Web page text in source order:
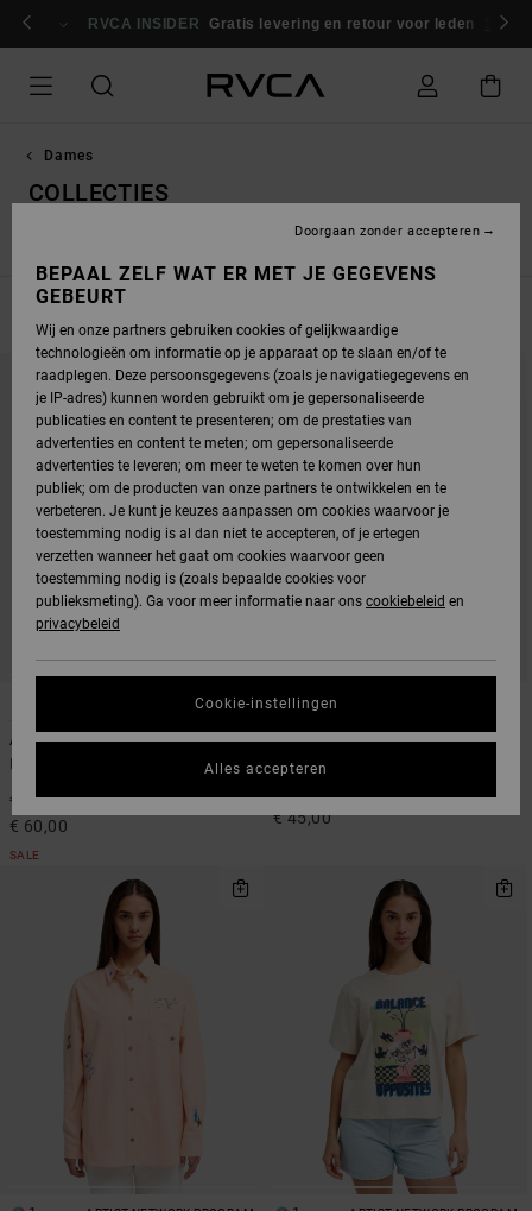
NAAR
RVCA INSIDER Gratis levering en retour voor leden
Dames
COLLECTIES
OVERSLAAN
NAAR
NAAR
SORTEREN
ARTIST NETWORK PROGRAM
Antonia Figueiredo Shift
Dames Blauw Corduroy Jumpsuit
€ 120,00 50%
€ 60,00
SALE
NIEUW PRODUCT
1
Antonia Figueiredo Dive In
Dames Groen Opzij geknoopt
€ 45,00
BEPAAL ZELF WAT ER MET JE GEGEVENS
GEBEURT
Wij en onze partners gebruiken cookies of gelijkwaardige
technologieën om informatie op je apparaat op te slaan en/of te
raadplegen. Deze persoonsgegevens (zoals je navigatiegegevens en
je IP-adres) kunnen worden gebruikt om je gepersonaliseerde
publicaties en content te presenteren; om de prestaties van
advertenties en content te meten; om gepersonaliseerde
advertenties te leveren; om meer te weten te komen over hun
publiek; om de producten van onze partners te ontwikkelen en te
verbeteren. Je kunt je keuzes aanpassen om cookies waarvoor je
toestemming nodig is al dan niet te accepteren, of je ertegen
verzetten wanneer het gaat om cookies waarvoor geen
toestemming nodig is (zoals bepaalde cookies voor
publieksmeting). Ga voor meer informatie naar ons cookiebeleid en
privacybeleid
Cookie-instellingen
Doorgaan zonder accepteren
Alles accepteren